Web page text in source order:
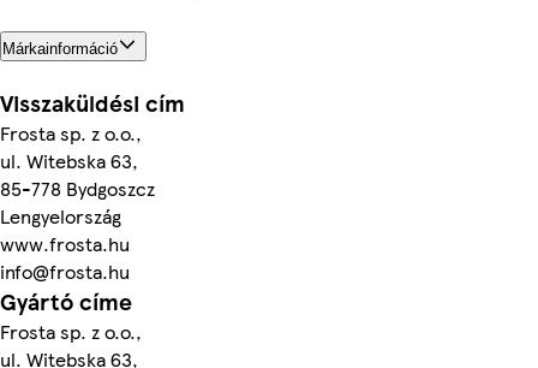
Márkainformáció
Visszaküldési cím
Frosta sp. z o.o.,
ul. Witebska 63,
85-778 Bydgoszcz
Lengyelország
www.frosta.hu
info@frosta.hu
Gyártó címe
Frosta sp. z o.o.,
ul. Witebska 63,